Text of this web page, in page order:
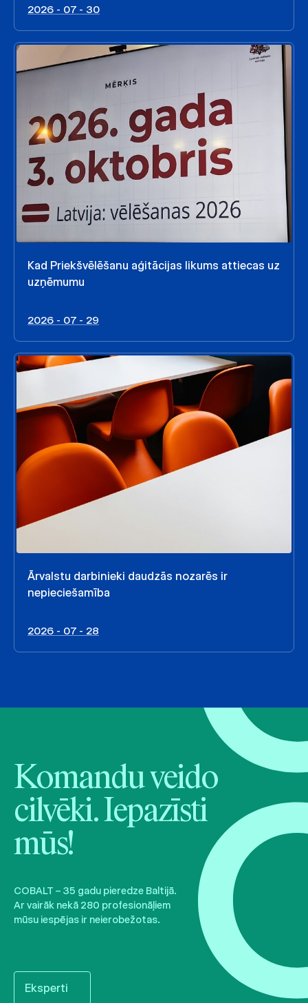
2026 - 07 - 30
Kad Priekšvēlēšanu aģitācijas likums attiecas uz
uzņēmumu
2026 - 07 - 29
Ārvalstu darbinieki daudzās nozarēs ir
nepieciešamība
2026 - 07 - 28
Komandu veido
cilvēki. Iepazīsti
mūs!
COBALT – 35 gadu pieredze Baltijā.
Ar vairāk nekā 280 profesionāļiem
mūsu iespējas ir neierobežotas.
Eksperti